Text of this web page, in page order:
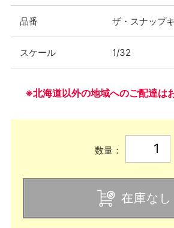
品番 ザ・スナップ
スケール 1/32
※北海道以外の地域へのご配達は
数量：
在庫なし